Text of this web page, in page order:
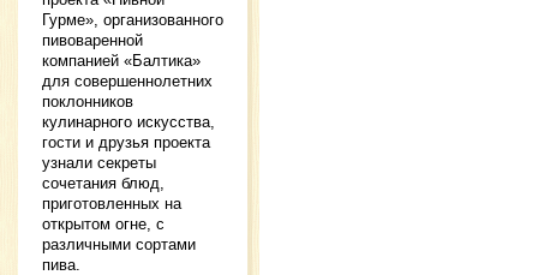
Гурме», организованного
пивоваренной
компанией «Балтика»
для совершеннолетних
поклонников
кулинарного искусства,
гости и друзья проекта
узнали секреты
сочетания блюд,
приготовленных на
открытом огне, с
различными сортами
пива.